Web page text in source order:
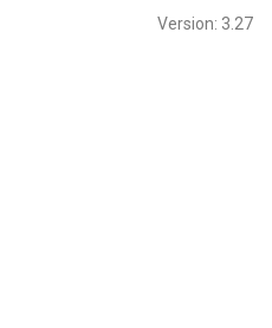
Version: 3.27